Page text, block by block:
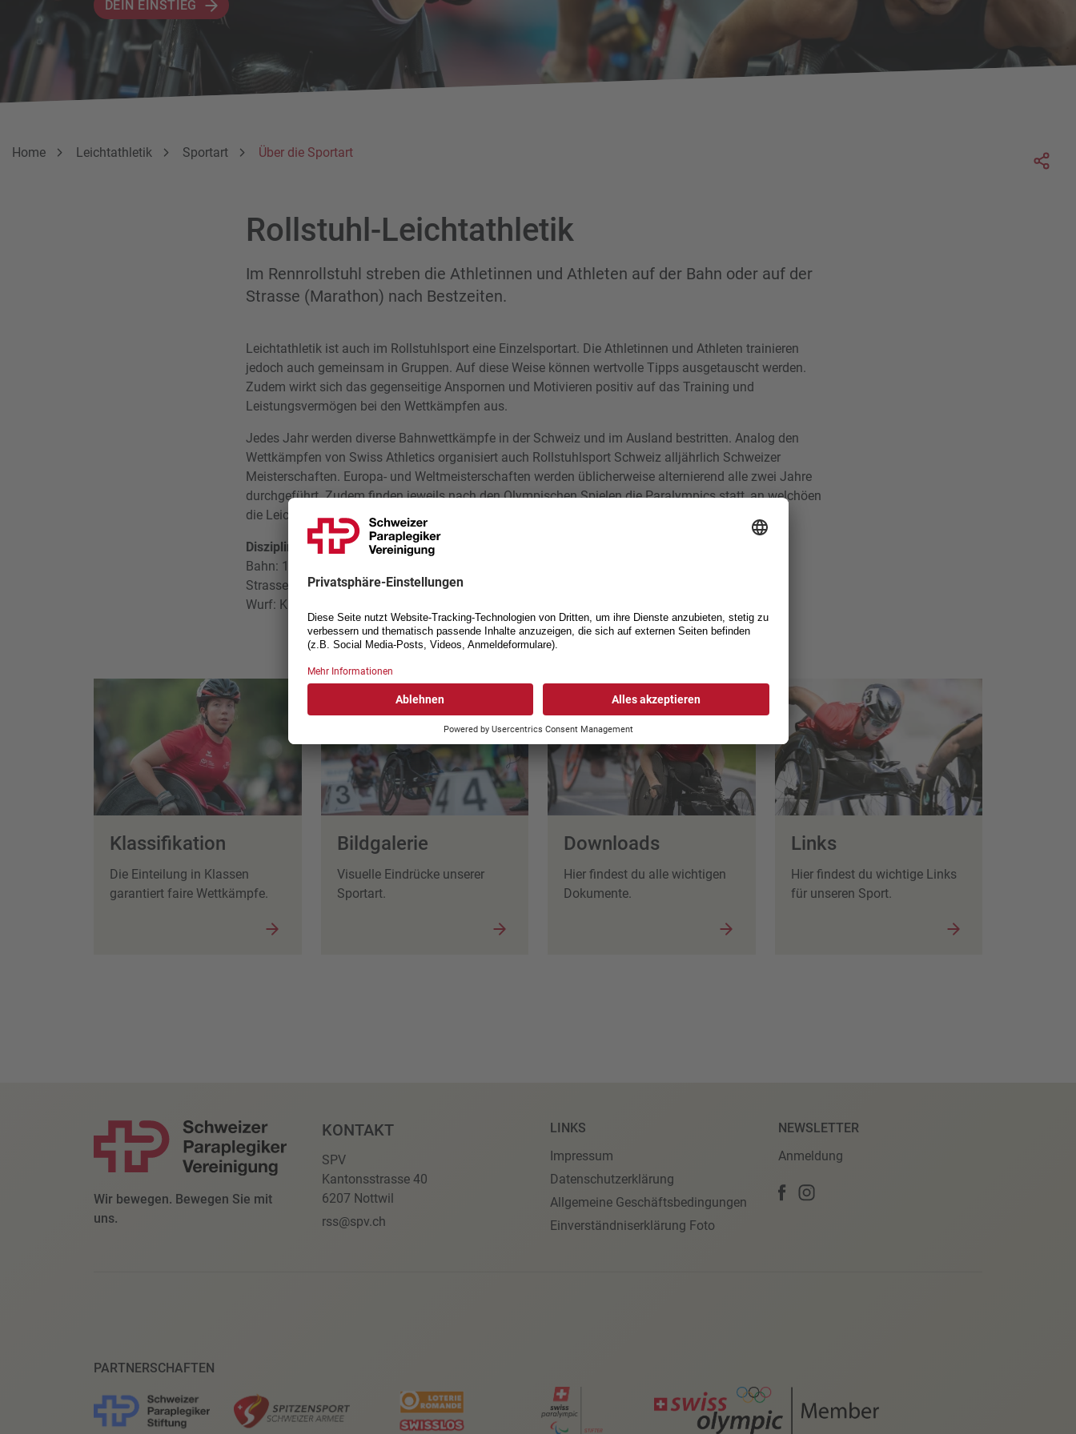
DEIN EINSTIEG
Breadcrumbnavigation
Sie befinden sich hier:
Home Leichtathletik Sportart Über die Sportart
Rollstuhl-Leichtathletik
Im Rennrollstuhl streben die Athletinnen und Athleten auf der Bahn oder auf der
Strasse (Marathon) nach Bestzeiten.
Leichtathletik ist auch im Rollstuhlsport eine Einzelsportart. Die Athletinnen und Athleten trainieren
jedoch auch gemeinsam in Gruppen. Auf diese Weise können wertvolle Tipps ausgetauscht werden.
Zudem wirkt sich das gegenseitige Anspornen und Motivieren positiv auf das Training und
Leistungsvermögen bei den Wettkämpfen aus.
Jedes Jahr werden diverse Bahnwettkämpfe in der Schweiz und im Ausland bestritten. Analog den
Wettkämpfen von Swiss Athletics organisiert auch Rollstuhlsport Schweiz alljährlich Schweizer
Meisterschaften. Europa- und Weltmeisterschaften werden üblicherweise alternierend alle zwei Jahre
durchgeführt. Zudem finden jeweils nach den Olympischen Spielen die Paralympics statt, an welchöen
die Leichtathletik-Wettkämpfe zu den absoluten Highlights gehören.
Disziplinen der Rollstuhl-Leichtathletik
Bahn: 100 m, 200 m, 400 m, 800 m, 1500 m, 5000 m
Strasse: 10K (10 km), Halbmarathon (21 km), Marathon (42.195 km)
Wurf: Kugelstossen, Diskus, Speer, Keulenwerfen
Klassifikation
Die Einteilung in Klassen
garantiert faire Wettkämpfe.
Bildgalerie
Visuelle Eindrücke unserer
Sportart.
Downloads
Hier findest du alle wichtigen
Dokumente.
Links
Hier findest du wichtige Links
für unseren Sport.
Wir bewegen. Bewegen Sie mit
uns.
KONTAKT
SPV
Kantonsstrasse 40
6207 Nottwil
rss@spv.ch
LINKS
Impressum
Datenschutzerklärung
Allgemeine Geschäftsbedingungen
Einverständniserklärung Foto
NEWSLETTER
Anmeldung
PARTNERSCHAFTEN